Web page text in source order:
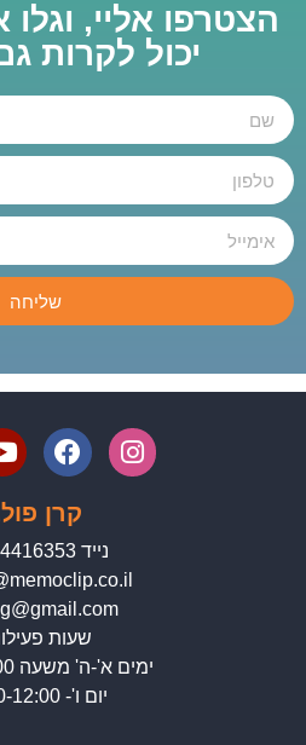
הצטרפו אליי,
יכול לקרות
שליחה
קרן
נייד 052-4416353
שעות
ימים א'-ה' משעה 9:00-19:00
יום ו'- 9:00-12:00